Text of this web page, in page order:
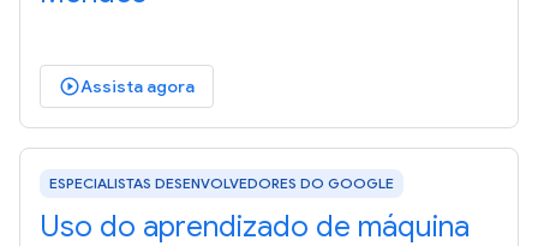
play_circle_outlinedAssista agora
ESPECIALISTAS DESENVOLVEDORES DO GOOGLE
Uso do aprendizado de máquina